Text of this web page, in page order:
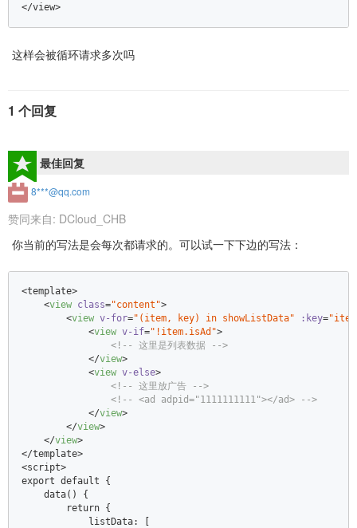
</view>
这样会被循环请求多次吗
1 个回复
最佳回复
8***@qq.com
赞同来自: DCloud_CHB
你当前的写法是会每次都请求的。可以试一下下边的写法：
<template>
<view class="content">
<view v-for="(item, key) in showListData" :key=
<view v-if="!item.isAd">
<!-- 这里是列表数据 -->
</view>
<view v-else>
<!-- 这里放广告 -->
<!-- <ad adpid="1111111111"></ad> -->
</view>
</view>
</view>
</template>
<script>
export default {
    data() {
        return {
            listData: [